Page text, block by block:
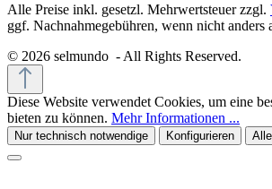
Alle Preise inkl. gesetzl. Mehrwertsteuer zzgl.
ggf. Nachnahmegebühren, wenn nicht anders
© 2026 selmundo - All Rights Reserved.
Diese Website verwendet Cookies, um eine
bieten zu können. Mehr Informationen ...
Nur technisch notwendige Konfigurieren